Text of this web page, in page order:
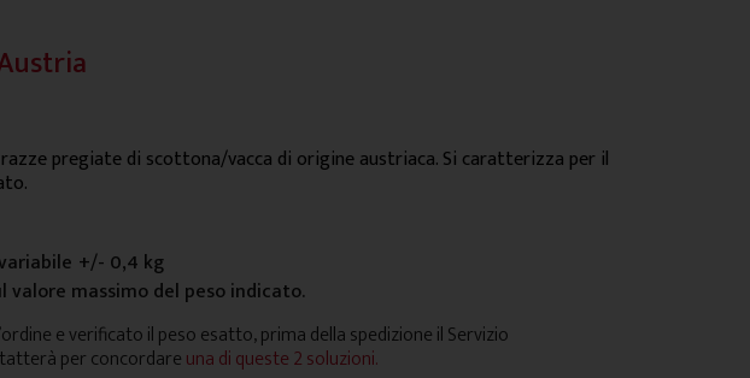
pregiate di scottona/vacca di origine austriaca. Si caratterizza per il
+/- 0,4 kg
valore massimo del peso indicato.
e verificato il peso esatto, prima della spedizione il Servizio
per concordareuna di queste 2 soluzioni.